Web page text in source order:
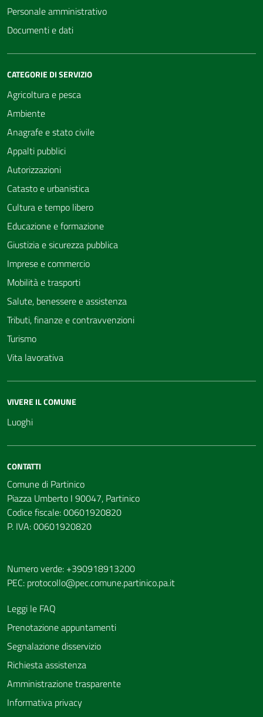
Personale amministrativo
Documenti e dati
CATEGORIE DI SERVIZIO
Agricoltura e pesca
Ambiente
Anagrafe e stato civile
Appalti pubblici
Autorizzazioni
Catasto e urbanistica
Cultura e tempo libero
Educazione e formazione
Giustizia e sicurezza pubblica
Imprese e commercio
Mobilità e trasporti
Salute, benessere e assistenza
Tributi, finanze e contravvenzioni
Turismo
Vita lavorativa
VIVERE IL COMUNE
Luoghi
CONTATTI
Comune di Partinico
Piazza Umberto I 90047, Partinico
Codice fiscale: 00601920820
P. IVA: 00601920820
Numero verde: +390918913200
PEC: protocollo@pec.comune.partinico.pa.it
Leggi le FAQ
Prenotazione appuntamenti
Segnalazione disservizio
Richiesta assistenza
Amministrazione trasparente
Informativa privacy